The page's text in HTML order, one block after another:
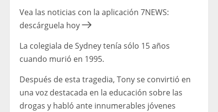
Vea las noticias con la aplicación 7NEWS:
descárguela hoy
La colegiala de Sydney tenía sólo 15 años
cuando murió en 1995.
Después de esta tragedia, Tony se convirtió en
una voz destacada en la educación sobre las
drogas y habló ante innumerables jóvenes